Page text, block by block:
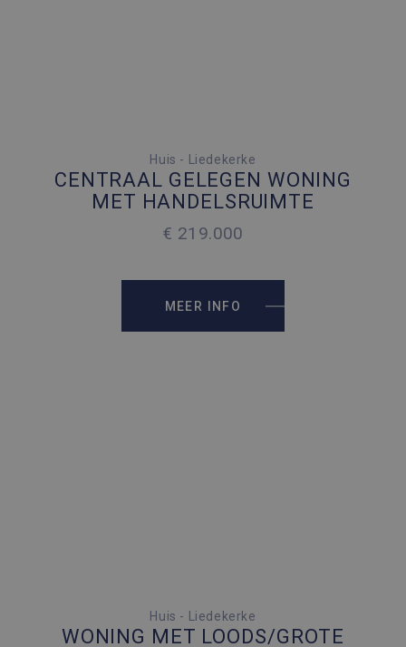
2 SLAAPKAMERS
130 M2
Huis - Liedekerke
CENTRAAL GELEGEN WONING
MET HANDELSRUIMTE
€ 219.000
MEER INFO
2 SLAAPKAMERSHuis - Liedekerke
WONING MET LOODS/GROTE